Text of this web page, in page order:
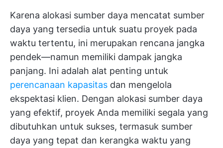
Karena alokasi sumber daya mencatat sumber
daya yang tersedia untuk suatu proyek pada
waktu tertentu, ini merupakan rencana jangka
pendek—namun memiliki dampak jangka
panjang. Ini adalah alat penting untuk
perencanaan kapasitas dan mengelola
ekspektasi klien. Dengan alokasi sumber daya
yang efektif, proyek Anda memiliki segala yang
dibutuhkan untuk sukses, termasuk sumber
daya yang tepat dan kerangka waktu yang